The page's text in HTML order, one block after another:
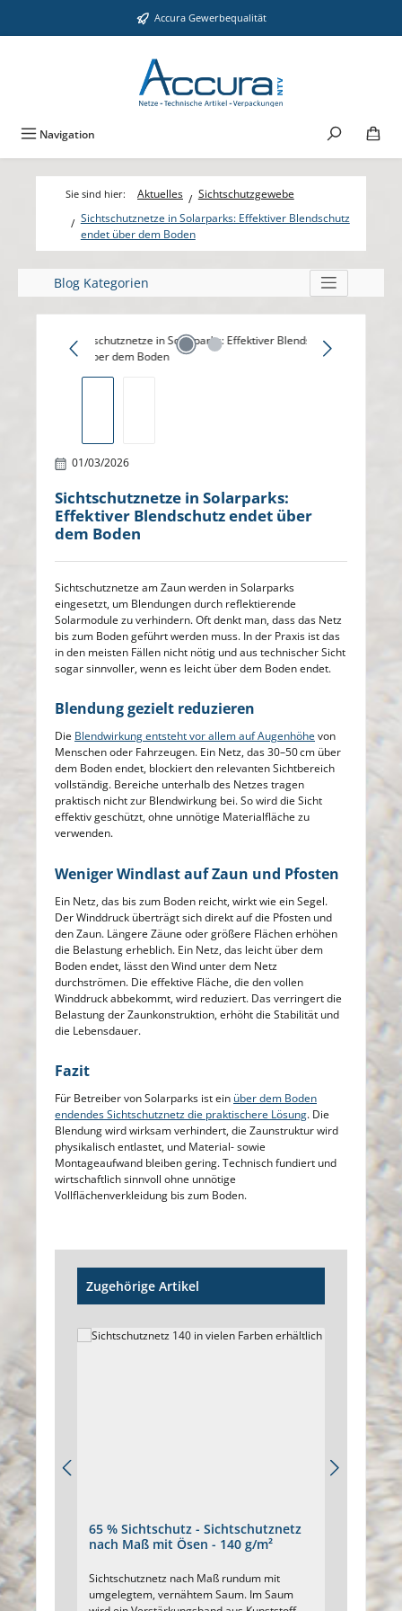
Zum Hauptinhalt springen Accura Gewerbequalität
Navigation
Aktuelles
Sichtschutzgewebe
Sichtschutznetze in Solarparks: Effektiver Blendschutz
endet über dem Boden
Blog Kategorien
Bildergalerie überspringen
01/03/2026
Sichtschutznetze in Solarparks:
Effektiver Blendschutz endet über
dem Boden
Sichtschutznetze am Zaun werden in Solarparks
eingesetzt, um Blendungen durch reflektierende
Solarmodule zu verhindern. Oft denkt man, dass das Netz
bis zum Boden geführt werden muss. In der Praxis ist das
in den meisten Fällen nicht nötig und aus technischer Sicht
sogar sinnvoller, wenn es leicht über dem Boden endet.
Blendung gezielt reduzieren
Die Blendwirkung entsteht vor allem auf Augenhöhe von
Menschen oder Fahrzeugen. Ein Netz, das 30–50 cm über
dem Boden endet, blockiert den relevanten Sichtbereich
vollständig. Bereiche unterhalb des Netzes tragen
praktisch nicht zur Blendwirkung bei. So wird die Sicht
effektiv geschützt, ohne unnötige Materialfläche zu
verwenden.
Weniger Windlast auf Zaun und Pfosten
Ein Netz, das bis zum Boden reicht, wirkt wie ein Segel.
Der Winddruck überträgt sich direkt auf die Pfosten und
den Zaun. Längere Zäune oder größere Flächen erhöhen
die Belastung erheblich. Ein Netz, das leicht über dem
Boden endet, lässt den Wind unter dem Netz
durchströmen. Die effektive Fläche, die den vollen
Winddruck abbekommt, wird reduziert. Das verringert die
Belastung der Zaunkonstruktion, erhöht die Stabilität und
die Lebensdauer.
Fazit
Für Betreiber von Solarparks ist ein über dem Boden
endendes Sichtschutznetz die praktischere Lösung. Die
Blendung wird wirksam verhindert, die Zaunstruktur wird
physikalisch entlastet, und Material- sowie
Montageaufwand bleiben gering. Technisch fundiert und
wirtschaftlich sinnvoll ohne unnötige
Vollflächenverkleidung bis zum Boden.
Zugehörige Artikel
65 % Sichtschutz - Sichtschutznetz
nach Maß mit Ösen - 140 g/m²
Sichtschutznetz nach Maß rundum mit
umgelegtem, vernähtem Saum. Im Saum
80 %